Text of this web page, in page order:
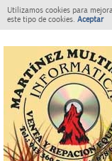
Utilizamos cookies para
este tipo de cookies. Aceptar